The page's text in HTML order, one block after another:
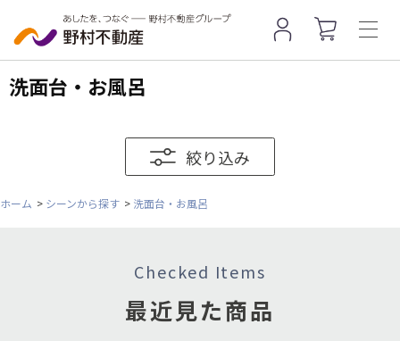
洗面台・お風呂
絞り込み
ホーム > シーンから探す > 洗面台・お風呂
Checked Items
最近見た商品